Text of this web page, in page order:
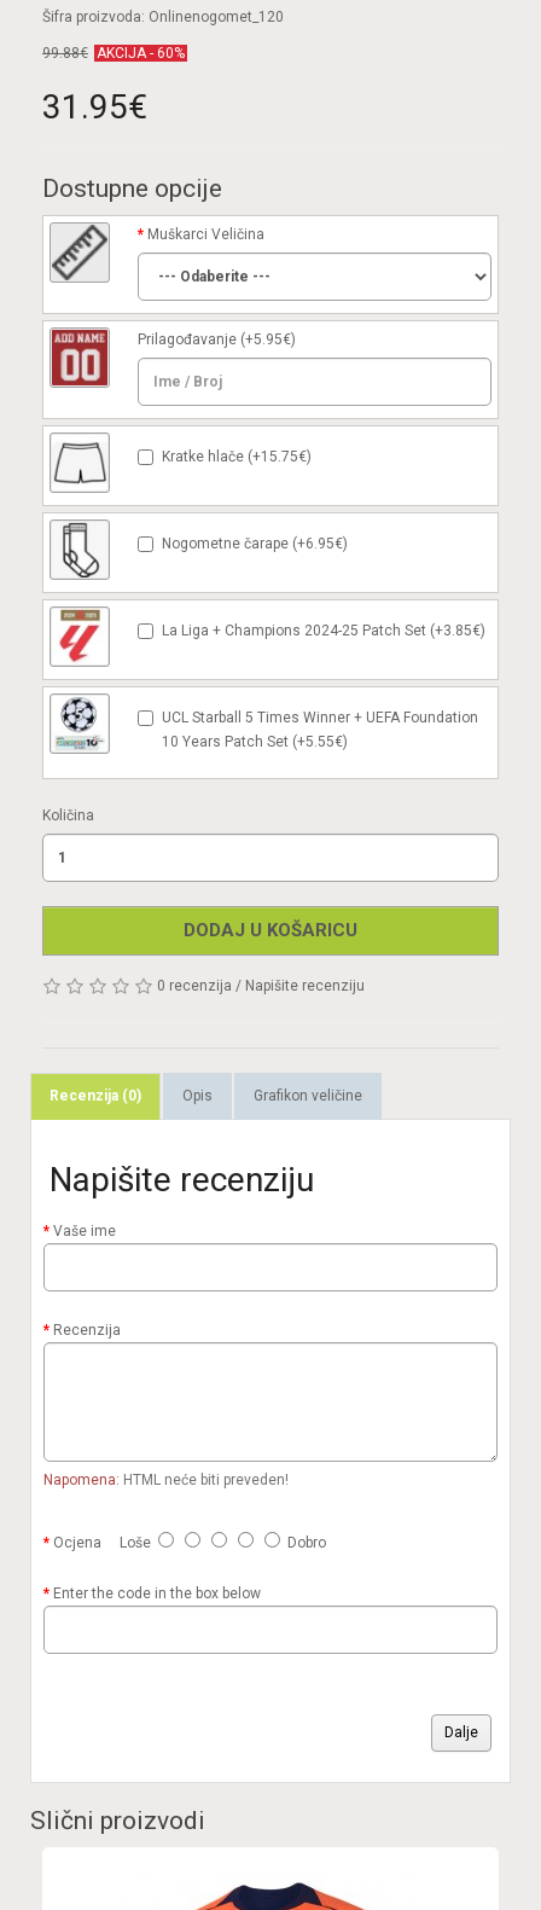
Šifra proizvoda: Onlinenogomet_120
99.88€ AKCIJA - 60%
31.95€
Dostupne opcije
Muškarci Veličina
Prilagođavanje (+5.95€)
Kratke hlače (+15.75€)
Nogometne čarape (+6.95€)
La Liga + Champions 2024-25 Patch Set (+3.85€)
UCL Starball 5 Times Winner + UEFA Foundation
10 Years Patch Set (+5.55€)
Količina
DODAJ U KOŠARICU
0 recenzija / Napišite recenziju
Recenzija (0) Opis Grafikon veličine
Napišite recenziju
Vaše ime
Recenzija
Napomena: HTML neće biti preveden!
Ocjena Loše Dobro
Enter the code in the box below
Dalje
Slični proizvodi